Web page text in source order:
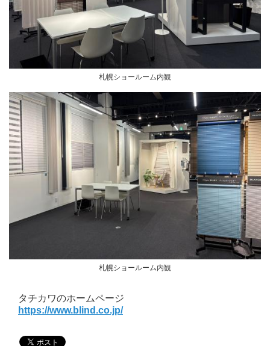
札幌ショールーム内観
札幌ショールーム内観
タチカワのホームページ
https://www.blind.co.jp/